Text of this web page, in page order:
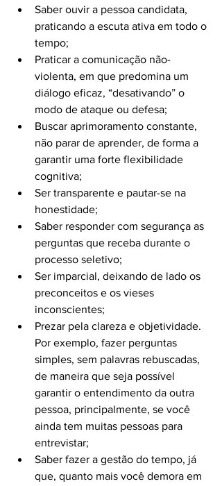
Saber ouvir a pessoa candidata,
praticando a escuta ativa em todo o
tempo;
Praticar a comunicação não-
violenta, em que predomina um
diálogo eficaz, “desativando” o
modo de ataque ou defesa;
Buscar aprimoramento constante,
não parar de aprender, de forma a
garantir uma forte flexibilidade
cognitiva;
Ser transparente e pautar-se na
honestidade;
Saber responder com segurança as
perguntas que receba durante o
processo seletivo;
Ser imparcial, deixando de lado os
preconceitos e os vieses
inconscientes;
Prezar pela clareza e objetividade.
Por exemplo, fazer perguntas
simples, sem palavras rebuscadas,
de maneira que seja possível
garantir o entendimento da outra
pessoa, principalmente, se você
ainda tem muitas pessoas para
entrevistar;
Saber fazer a gestão do tempo, já
que, quanto mais você demora em